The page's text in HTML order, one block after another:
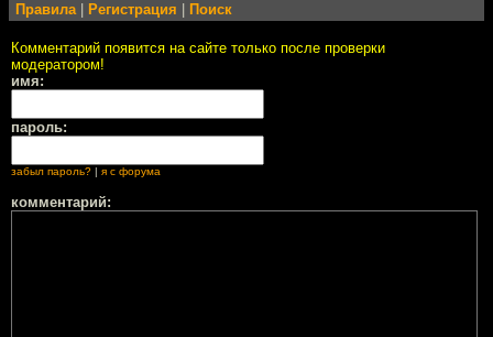
Правила| Регистрация Поиск
Комментарий появится на сайте только после проверки
модератором!
имя:
пароль:
забыл пароль? | я с форума
комментарий: